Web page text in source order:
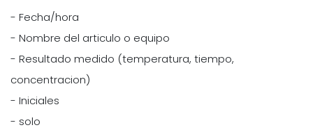
- Fecha/hora
- Nombre del articulo o equipo
- Resultado medido (temperatura, tiempo,
concentracion)
- Iniciales
- solo